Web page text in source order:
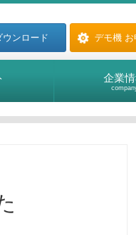
ウンロード デモ機
企業
ました